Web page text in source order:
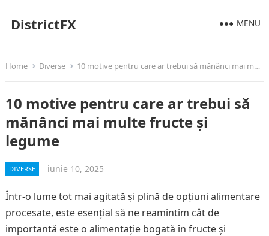
DistrictFX MENU
Home Diverse 10 motive pentru care ar trebui să mănânci mai multe fructe și legume
10 motive pentru care ar trebui să
mănânci mai multe fructe și
legume
DIVERSE iunie 10, 2025
Într-o lume tot mai agitată și plină de opțiuni alimentare
procesate, este esențial să ne reamintim cât de
importantă este o alimentație bogată în fructe și